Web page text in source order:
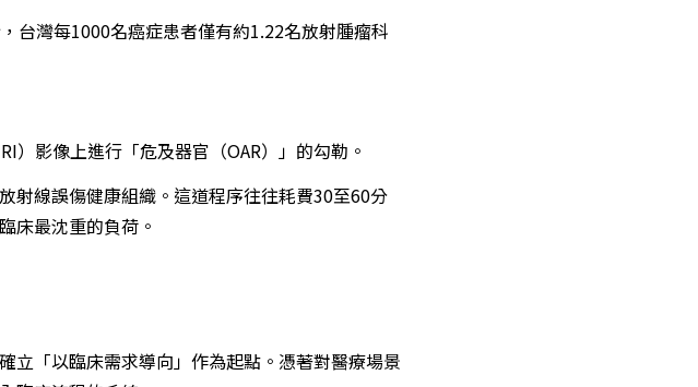
台灣每1000名癌症患者僅有約1.22名放射腫瘤科
影像上進行「危及器官（OAR）」的勾勒。
射線誤傷健康組織。這道程序往往耗費30至60分
床最沈重的負荷。
立「以臨床需求導向」作為起點。憑著對醫療場景